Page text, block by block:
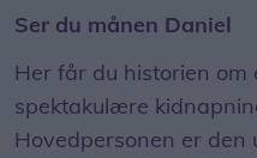
Ser du månen Daniel
Her får du historien om
spektakulære
Hovedpersonen er den